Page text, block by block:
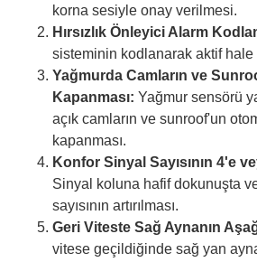
korna sesiyle onay verilmesi.
Hırsızlık Önleyici Alarm
sisteminin kodlanarak aktif hale
Yağmurda Camların ve
Kapanması: Yağmur sensörü
açık camların ve sunroof'un
kapanması.
Konfor Sinyal Sayısının 4'e
Sinyal koluna hafif dokunuşta
sayısının artırılması.
Geri Viteste Sağ Aynanın
vitese geçildiğinde sağ yan